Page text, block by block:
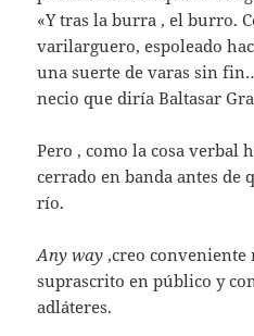
«Y tras la burra , el burro.
varilarguero, espoleado
una suerte de varas sin
necio que diría Baltasar
Pero , como la cosa verbal
cerrado en banda antes de
río.
Any way ,creo conveniente
suprascrito en público y
adláteres.